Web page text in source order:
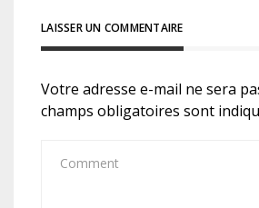
LAISSER UN COMMENTAIRE
Votre adresse e-mail ne sera
champs obligatoires sont